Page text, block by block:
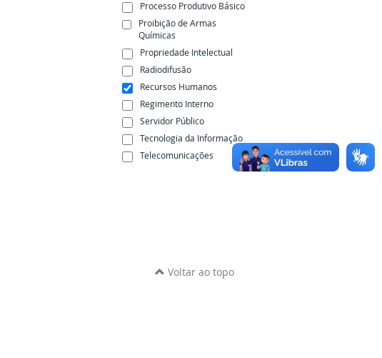
Processo Produtivo Básico
Proibição de Armas
Químicas
Propriedade Intelectual
Radiodifusão
Recursos Humanos
Regimento Interno
Servidor Público
Tecnologia da Informação
Telecomunicações
Voltar ao topo